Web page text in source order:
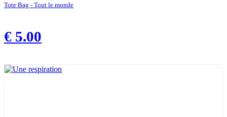
Tote Bag - Tout le monde
€ 5.00